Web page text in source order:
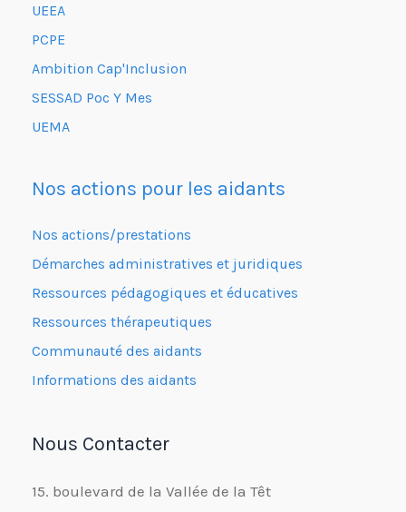
UEEA
PCPE
Ambition Cap'Inclusion
SESSAD Poc Y Mes
UEMA
Nos actions pour les aidants
Nos actions/prestations
Démarches administratives et juridiques
Ressources pédagogiques et éducatives
Ressources thérapeutiques
Communauté des aidants
Informations des aidants
Nous Contacter
15. boulevard de la Vallée de la Têt